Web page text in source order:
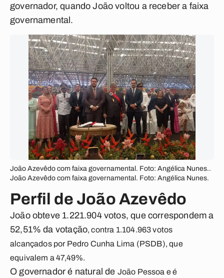
governador, quando João voltou a receber a faixa
governamental.
João Azevêdo com faixa governamental. Foto: Angélica Nunes..
João Azevêdo com faixa governamental. Foto: Angélica Nunes.
Perfil de João Azevêdo
João obteve 1.221.904 votos, que correspondem a
52,51% da votação, contra 1.104.963 votos
alcançados por Pedro Cunha Lima (PSDB), que
equivalem a 47,49%.
O governador é natural de João Pessoa e é